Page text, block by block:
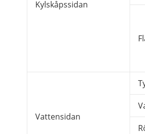
Kylskåpssidan
Vattensidan